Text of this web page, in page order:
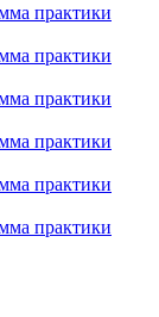
практики
практики
практики
практики
практики
практики